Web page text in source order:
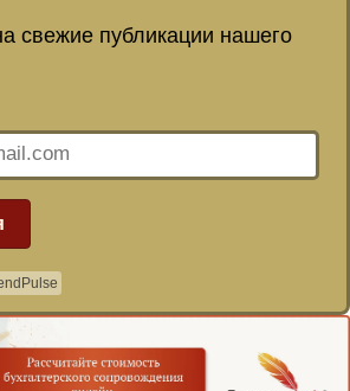
свежие публикации нашего